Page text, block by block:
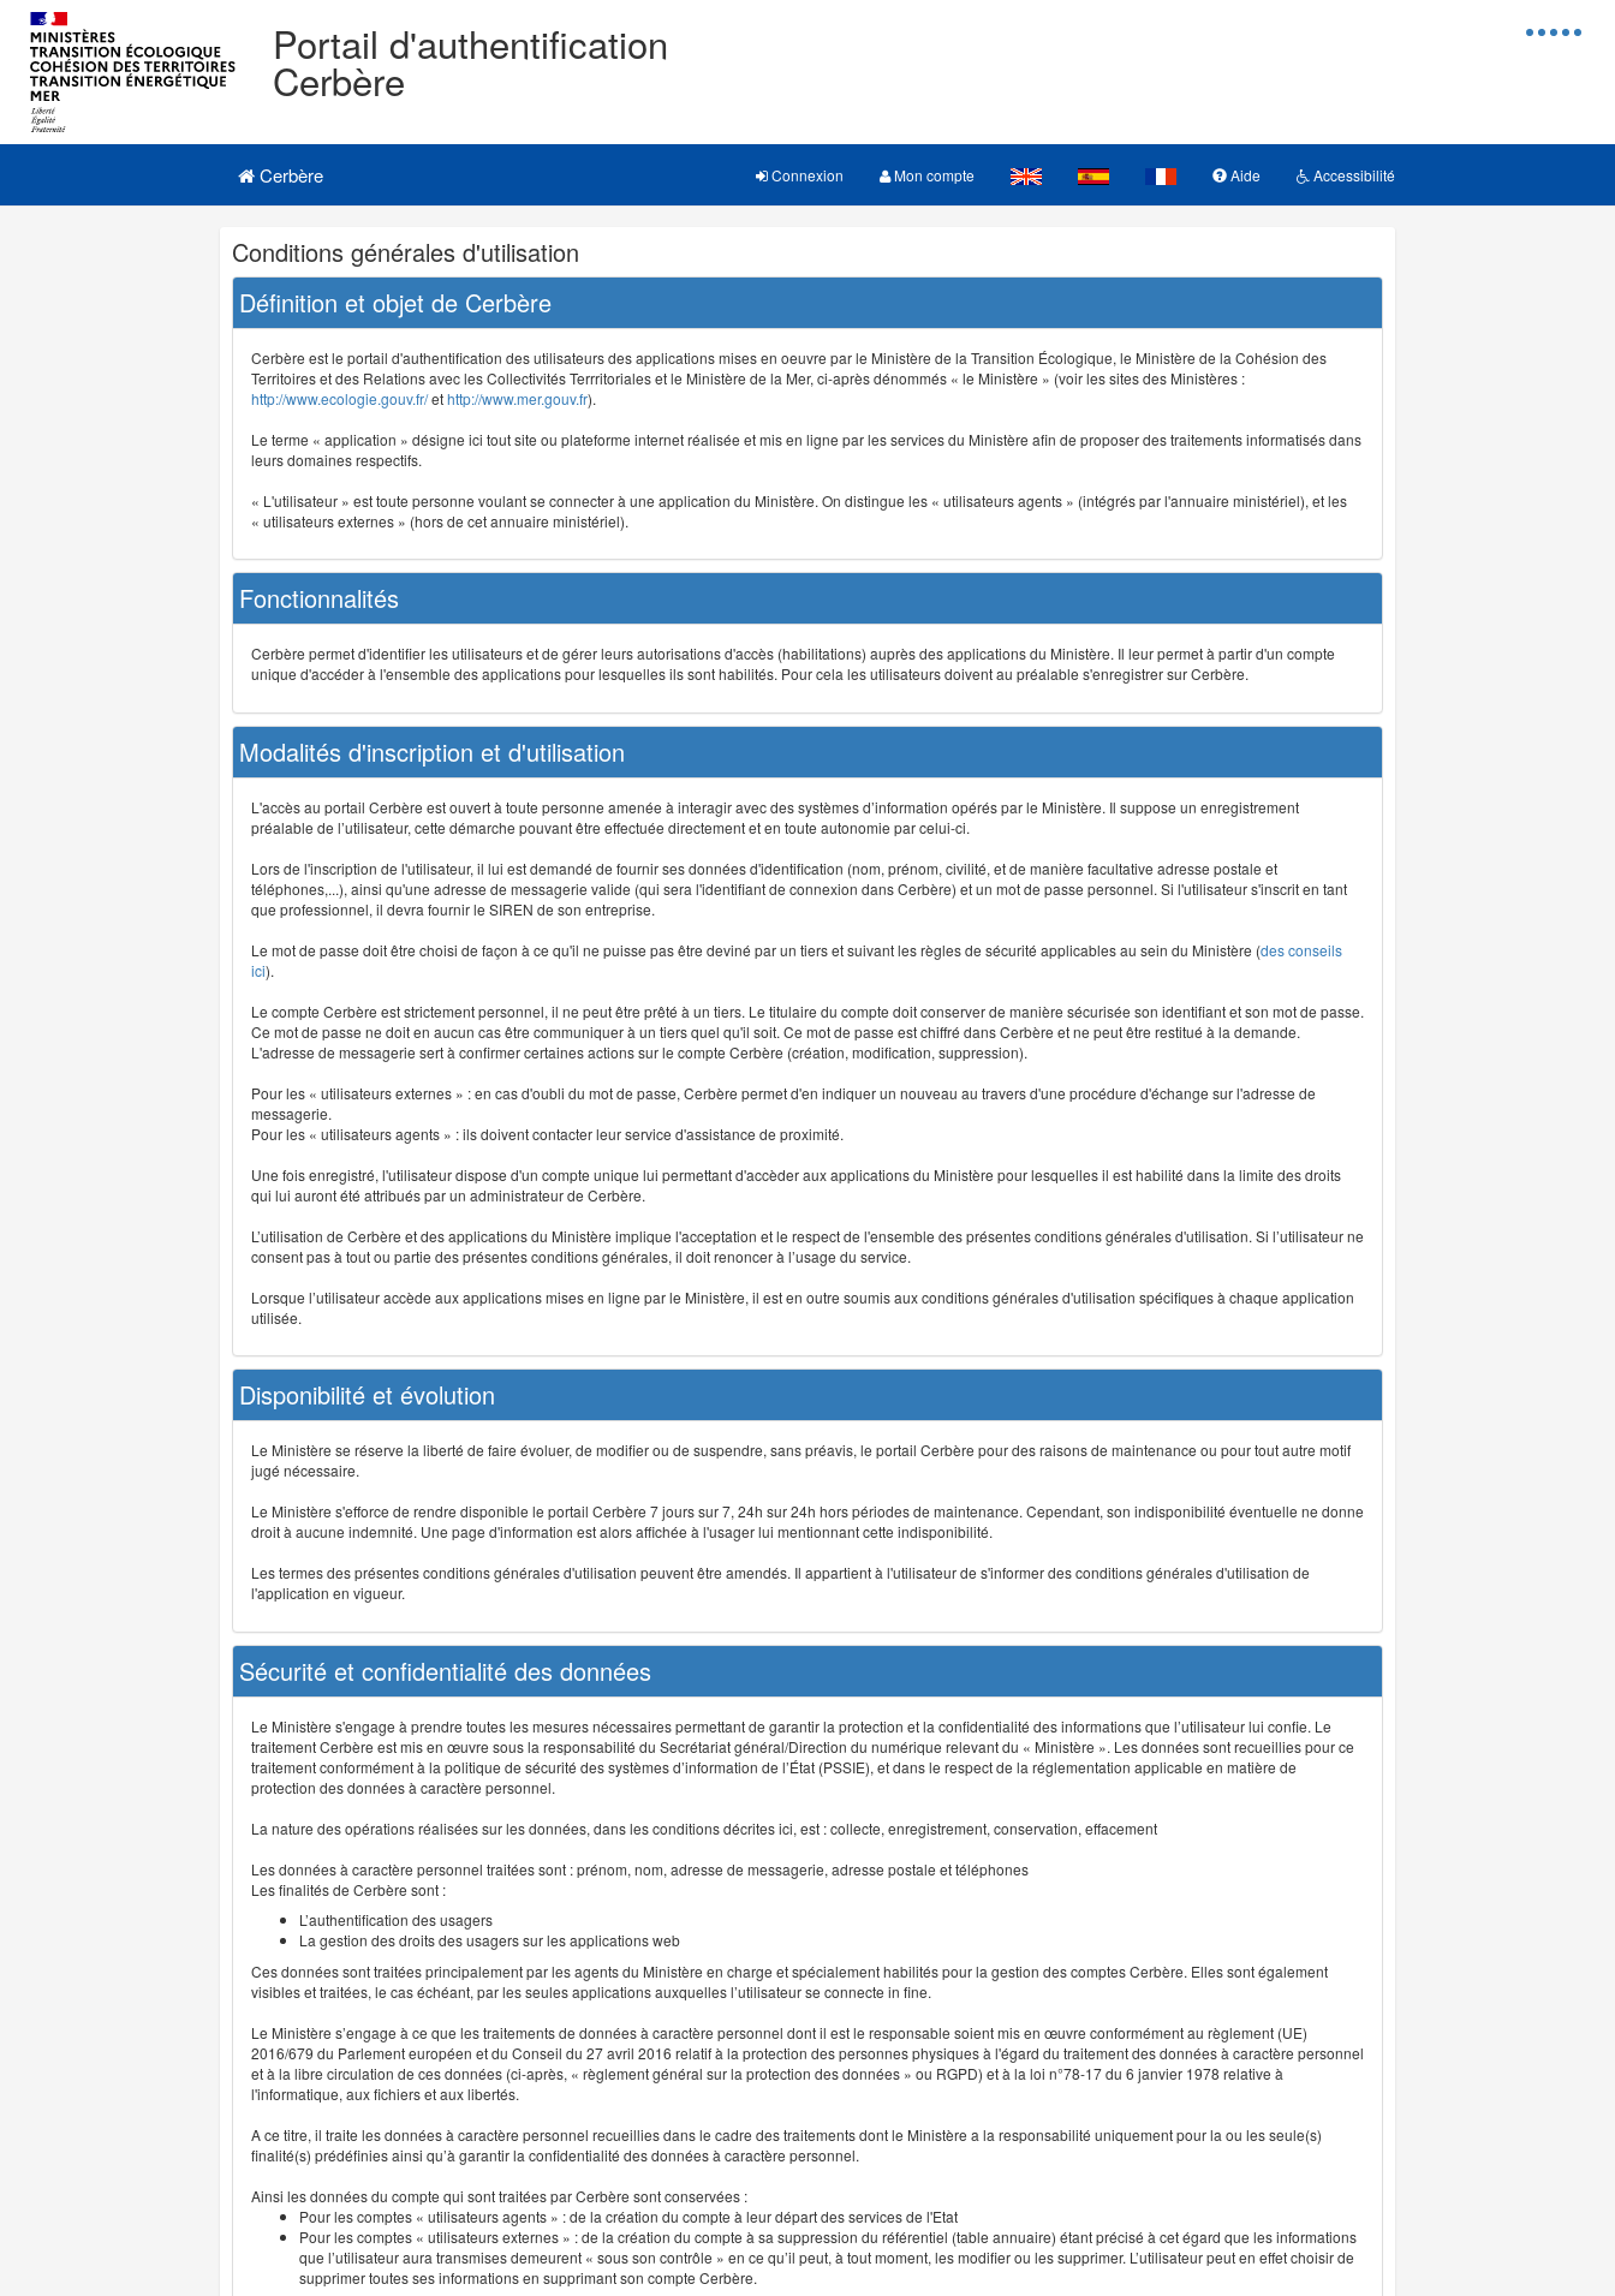
Menu
Portail d'authentification
Cerbère
Navigation
Menu principal
Cerbère Connexion Mon compte Aide Accessibilité
Navigation
et
outils
annexes
Conditions générales d'utilisation
Définition et objet de Cerbère
Cerbère est le portail d'authentification des utilisateurs des applications mises en oeuvre par le Ministère de la Transition Écologique, le Ministère de la Cohésion des
Territoires et des Relations avec les Collectivités Terrritoriales et le Ministère de la Mer, ci-après dénommés « le Ministère » (voir les sites des Ministères :
http://www.ecologie.gouv.fr/ethttp://www.mer.gouv.fr).
Le terme « application » désigne ici tout site ou plateforme internet réalisée et mis en ligne par les services du Ministère afin de proposer des traitements informatisés dans
leurs domaines respectifs.
« L'utilisateur » est toute personne voulant se connecter à une application du Ministère. On distingue les « utilisateurs agents » (intégrés par l'annuaire ministériel), et les
« utilisateurs externes » (hors de cet annuaire ministériel).
Fonctionnalités
Cerbère permet d'identifier les utilisateurs et de gérer leurs autorisations d'accès (habilitations) auprès des applications du Ministère. Il leur permet à partir d'un compte
unique d'accéder à l'ensemble des applications pour lesquelles ils sont habilités. Pour cela les utilisateurs doivent au préalable s'enregistrer sur Cerbère.
Modalités d'inscription et d'utilisation
L'accès au portail Cerbère est ouvert à toute personne amenée à interagir avec des systèmes d’information opérés par le Ministère. Il suppose un enregistrement
préalable de l’utilisateur, cette démarche pouvant être effectuée directement et en toute autonomie par celui-ci.
Lors de l'inscription de l'utilisateur, il lui est demandé de fournir ses données d'identification (nom, prénom, civilité, et de manière facultative adresse postale et
téléphones,...), ainsi qu'une adresse de messagerie valide (qui sera l'identifiant de connexion dans Cerbère) et un mot de passe personnel. Si l'utilisateur s'inscrit en tant
que professionnel, il devra fournir le SIREN de son entreprise.
Le mot de passe doit être choisi de façon à ce qu'il ne puisse pas être deviné par un tiers et suivant les règles de sécurité applicables au sein du Ministère (des conseils
ici).
Le compte Cerbère est strictement personnel, il ne peut être prêté à un tiers. Le titulaire du compte doit conserver de manière sécurisée son identifiant et son mot de passe.
Ce mot de passe ne doit en aucun cas être communiquer à un tiers quel qu'il soit. Ce mot de passe est chiffré dans Cerbère et ne peut être restitué à la demande.
L'adresse de messagerie sert à confirmer certaines actions sur le compte Cerbère (création, modification, suppression).
Pour les « utilisateurs externes » : en cas d'oubli du mot de passe, Cerbère permet d'en indiquer un nouveau au travers d'une procédure d'échange sur l'adresse de
messagerie.
Pour les « utilisateurs agents » : ils doivent contacter leur service d'assistance de proximité.
Une fois enregistré, l'utilisateur dispose d'un compte unique lui permettant d'accèder aux applications du Ministère pour lesquelles il est habilité dans la limite des droits
qui lui auront été attribués par un administrateur de Cerbère.
L’utilisation de Cerbère et des applications du Ministère implique l'acceptation et le respect de l'ensemble des présentes conditions générales d'utilisation. Si l’utilisateur ne
consent pas à tout ou partie des présentes conditions générales, il doit renoncer à l’usage du service.
Lorsque l’utilisateur accède aux applications mises en ligne par le Ministère, il est en outre soumis aux conditions générales d'utilisation spécifiques à chaque application
utilisée.
Disponibilité et évolution
Le Ministère se réserve la liberté de faire évoluer, de modifier ou de suspendre, sans préavis, le portail Cerbère pour des raisons de maintenance ou pour tout autre motif
jugé nécessaire.
Le Ministère s'efforce de rendre disponible le portail Cerbère 7 jours sur 7, 24h sur 24h hors périodes de maintenance. Cependant, son indisponibilité éventuelle ne donne
droit à aucune indemnité. Une page d'information est alors affichée à l'usager lui mentionnant cette indisponibilité.
Les termes des présentes conditions générales d'utilisation peuvent être amendés. Il appartient à l'utilisateur de s'informer des conditions générales d'utilisation de
l'application en vigueur.
Sécurité et confidentialité des données
Le Ministère s'engage à prendre toutes les mesures nécessaires permettant de garantir la protection et la confidentialité des informations que l’utilisateur lui confie. Le
traitement Cerbère est mis en œuvre sous la responsabilité du Secrétariat général/Direction du numérique relevant du « Ministère ». Les données sont recueillies pour ce
traitement conformément à la politique de sécurité des systèmes d’information de l’État (PSSIE), et dans le respect de la réglementation applicable en matière de
protection des données à caractère personnel.
La nature des opérations réalisées sur les données, dans les conditions décrites ici, est : collecte, enregistrement, conservation, effacement
Les données à caractère personnel traitées sont : prénom, nom, adresse de messagerie, adresse postale et téléphones
Les finalités de Cerbère sont :
L’authentification des usagers
La gestion des droits des usagers sur les applications web
Ces données sont traitées principalement par les agents du Ministère en charge et spécialement habilités pour la gestion des comptes Cerbère. Elles sont également
visibles et traitées, le cas échéant, par les seules applications auxquelles l’utilisateur se connecte in fine.
Le Ministère s’engage à ce que les traitements de données à caractère personnel dont il est le responsable soient mis en œuvre conformément au règlement (UE)
2016/679 du Parlement européen et du Conseil du 27 avril 2016 relatif à la protection des personnes physiques à l'égard du traitement des données à caractère personnel
et à la libre circulation de ces données (ci-après, « règlement général sur la protection des données » ou RGPD) et à la loi n°78-17 du 6 janvier 1978 relative à
l'informatique, aux fichiers et aux libertés.
A ce titre, il traite les données à caractère personnel recueillies dans le cadre des traitements dont le Ministère a la responsabilité uniquement pour la ou les seule(s)
finalité(s) prédéfinies ainsi qu’à garantir la confidentialité des données à caractère personnel.
Ainsi les données du compte qui sont traitées par Cerbère sont conservées :
Pour les comptes « utilisateurs agents » : de la création du compte à leur départ des services de l'Etat
Pour les comptes « utilisateurs externes » : de la création du compte à sa suppression du référentiel (table annuaire) étant précisé à cet égard que les informations
que l’utilisateur aura transmises demeurent « sous son contrôle » en ce qu’il peut, à tout moment, les modifier ou les supprimer. L’utilisateur peut en effet choisir de
supprimer toutes ses informations en supprimant son compte Cerbère.